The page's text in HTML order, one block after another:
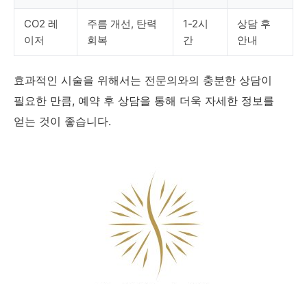
CO2 레
이저
주름 개선, 탄력
회복
1-2시
간
상담 후
안내
효과적인 시술을 위해서는 전문의와의 충분한 상담이
필요한 만큼, 예약 후 상담을 통해 더욱 자세한 정보를
얻는 것이 좋습니다.